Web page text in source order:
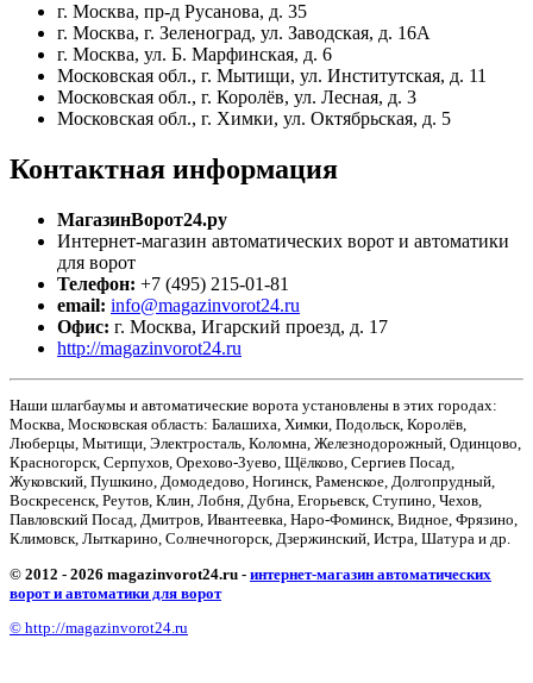
г. Москва, пр-д Русанова, д. 35
г. Москва, г. Зеленоград, ул. Заводская, д. 16А
г. Москва, ул. Б. Марфинская, д. 6
Московская обл., г. Мытищи, ул. Институтская, д. 11
Московская обл., г. Королёв, ул. Лесная, д. 3
Московская обл., г. Химки, ул. Октябрьская, д. 5
Контактная информация
МагазинВорот24.ру
Интернет-магазин автоматических ворот и автоматики
для ворот
Телефон: +7 (495) 215-01-81
email: info@magazinvorot24.ru
Офис: г. Москва, Игарский проезд, д. 17
http://magazinvorot24.ru
Наши шлагбаумы и автоматические ворота установлены в этих городах:
Москва, Московская область: Балашиха, Химки, Подольск, Королёв,
Люберцы, Мытищи, Электросталь, Коломна, Железнодорожный, Одинцово,
Красногорск, Серпухов, Орехово-Зуево, Щёлково, Сергиев Посад,
Жуковский, Пушкино, Домодедово, Ногинск, Раменское, Долгопрудный,
Воскресенск, Реутов, Клин, Лобня, Дубна, Егорьевск, Ступино, Чехов,
Павловский Посад, Дмитров, Ивантеевка, Наро-Фоминск, Видное, Фрязино,
Климовск, Лыткарино, Солнечногорск, Дзержинский, Истра, Шатура и др.
© 2012 - 2026 magazinvorot24.ru - интернет-магазин автоматических
ворот и автоматики для ворот
© http://magazinvorot24.ru